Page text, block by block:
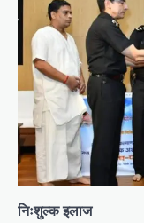
निःशुल्क इलाज